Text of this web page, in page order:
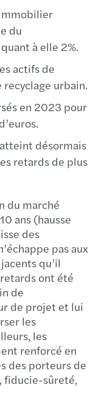
du
à elle 2%.
actifs de
urbain.
en 2023 pour
désormais
retards de plus
du marché
ans (hausse
des
pas aux
qu’il
ont été
de
de projet et lui
les
les
renforcé en
des porteurs de
fiducie-sûreté,